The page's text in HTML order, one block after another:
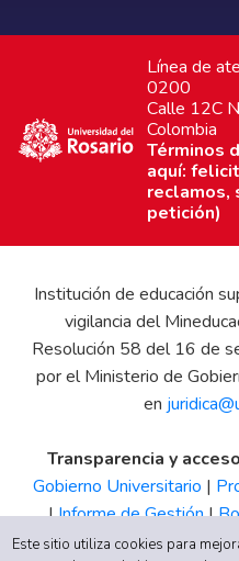
Línea de
0200
Calle 12C
Colombia
Términos
aquí:
reclamos,
petición)
Institución de educación
vigilancia del
Resolución 58 del 16 de
por el Ministerio de
en
Transparencia y
Gobierno Universitario |
|Informe de Gestión|
Tributario|Estados
Este sitio utiliza cookies para